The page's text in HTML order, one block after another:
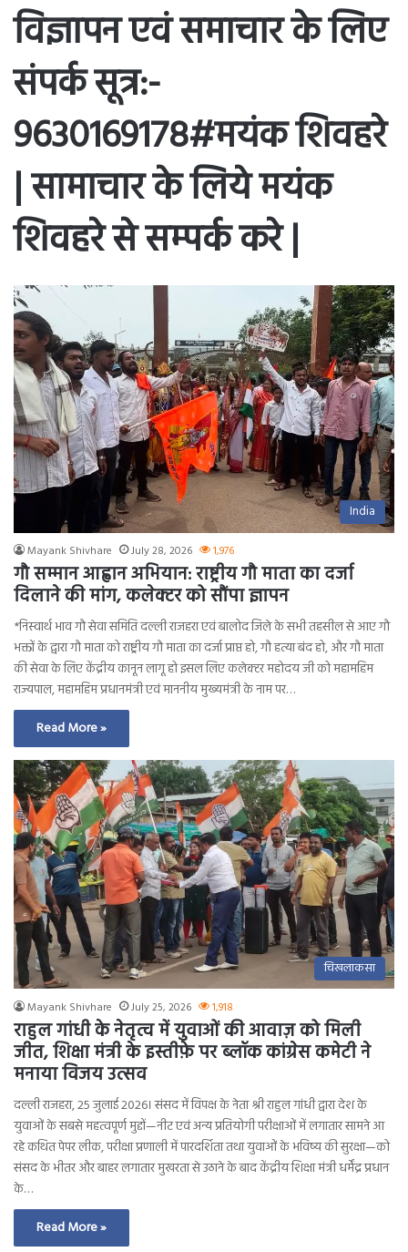
विज्ञापन एवं समाचार के लिए
संपर्क सूत्र:-
9630169178#मयंक शिवहरे
| सामाचार के लिये मयंक
शिवहरे से सम्पर्क करे |
India
Mayank Shivhare July 28, 2026 1,976
गौ सम्मान आह्वान अभियान: राष्ट्रीय गौ माता का दर्जा
दिलाने की मांग, कलेक्टर को सौंपा ज्ञापन
*निस्वार्थ भाव गौ सेवा समिति दल्ली राजहरा एवं बालोद जिले के सभी तहसील से आए गौ
भक्तों के द्वारा गौ माता को राष्ट्रीय गौ माता का दर्जा प्राप्त हो, गौ हत्या बंद हो, और गौ माता
की सेवा के लिए केंद्रीय कानून लागू हो इसल लिए कलेक्टर महोदय जी को महामहिम
राज्यपाल, महामहिम प्रधानमंत्री एवं माननीय मुख्यमंत्री के नाम पर…
Read More »
चिखलाकसा
Mayank Shivhare July 25, 2026 1,918
राहुल गांधी के नेतृत्व में युवाओं की आवाज़ को मिली
जीत, शिक्षा मंत्री के इस्तीफ़े पर ब्लॉक कांग्रेस कमेटी ने
मनाया विजय उत्सव
दल्ली राजहरा, 25 जुलाई 2026। संसद में विपक्ष के नेता श्री राहुल गांधी द्वारा देश के
युवाओं के सबसे महत्वपूर्ण मुद्दों—नीट एवं अन्य प्रतियोगी परीक्षाओं में लगातार सामने आ
रहे कथित पेपर लीक, परीक्षा प्रणाली में पारदर्शिता तथा युवाओं के भविष्य की सुरक्षा—को
संसद के भीतर और बाहर लगातार मुखरता से उठाने के बाद केंद्रीय शिक्षा मंत्री धर्मेंद्र प्रधान
के…
Read More »